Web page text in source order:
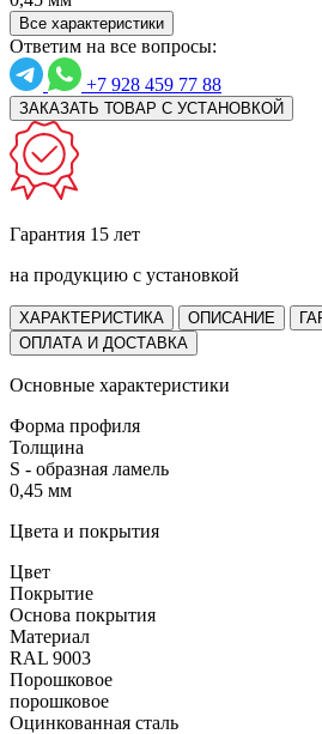
Все характеристики
Ответим на все вопросы:
+7 928 459 77 88
ЗАКАЗАТЬ ТОВАР С УСТАНОВКОЙ
Гарантия 15 лет
на продукцию с установкой
ХАРАКТЕРИСТИКА ОПИСАНИЕ
ОПЛАТА И ДОСТАВКА
Основные характеристики
Форма профиля
Толщина
S - образная ламель
0,45 мм
Цвета и покрытия
Цвет
Покрытие
Основа покрытия
Материал
RAL 9003
Порошковое
порошковое
Оцинкованная сталь